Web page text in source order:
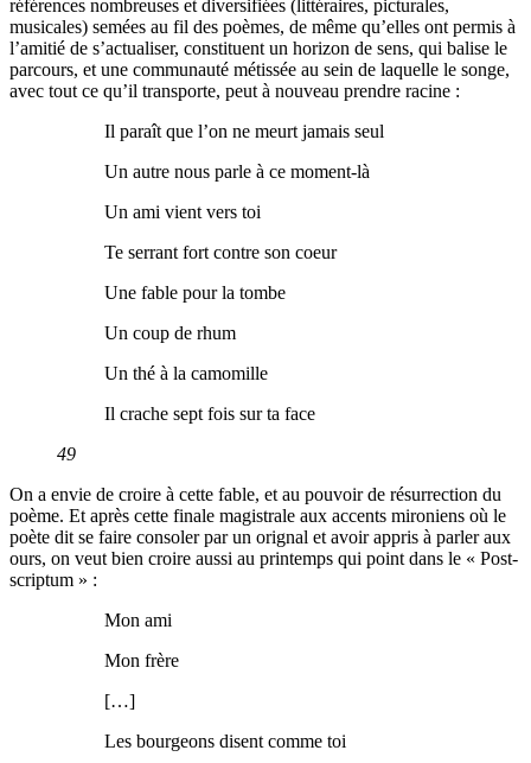
références nombreuses et diversifiées (littéraires, picturales,
musicales) semées au fil des poèmes, de même qu’elles ont permis à
l’amitié de s’actualiser, constituent un horizon de sens, qui balise le
parcours, et une communauté métissée au sein de laquelle le songe,
avec tout ce qu’il transporte, peut à nouveau prendre racine :
Il paraît que l’on ne meurt jamais seul
Un autre nous parle à ce moment-là
Un ami vient vers toi
Te serrant fort contre son coeur
Une fable pour la tombe
Un coup de rhum
Un thé à la camomille
Il crache sept fois sur ta face
49
On a envie de croire à cette fable, et au pouvoir de résurrection du
poème. Et après cette finale magistrale aux accents mironiens où le
poète dit se faire consoler par un orignal et avoir appris à parler aux
ours, on veut bien croire aussi au printemps qui point dans le « Post-
scriptum » :
Mon ami
Mon frère
[…]
Les bourgeons disent comme toi